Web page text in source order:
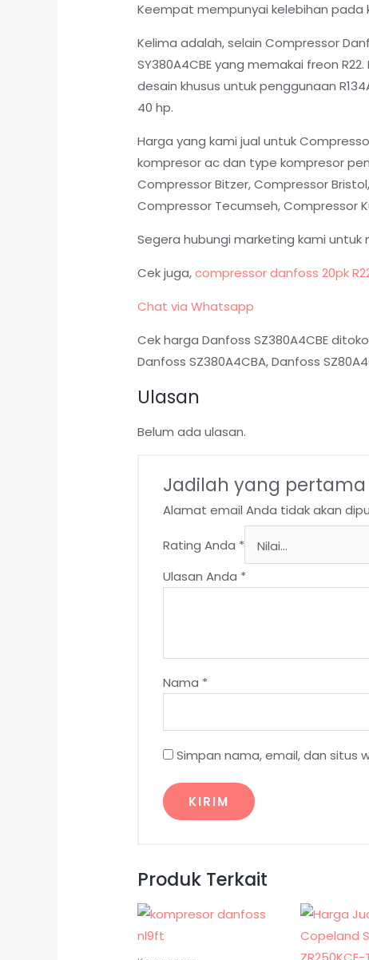
Keempat mempunyai kelebihan pada
Kelima adalah, selain Compressor
SY380A4CBE yang memakai freon
desain khusus untuk penggunaan
40 hp.
Harga yang kami jual untuk
kompresor ac dan type kompresor
Compressor Bitzer, Compressor
Compressor Tecumseh, Compressor
Segera hubungi marketing kami
Cek juga,compressor danfoss 20pk
Chat via Whatsapp
Cek harga Danfoss SZ380A4CBE
Danfoss SZ380A4CBA, Danfoss
Ulasan
Belum ada ulasan.
Jadilah yang pertama
Alamat email Anda tidak akan
Rating Anda *
Ulasan Anda *
Nama *
Simpan nama, email, dan situs
Produk Terkait